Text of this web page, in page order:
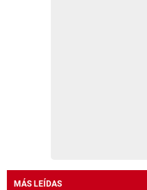
MÁS LEÍDAS